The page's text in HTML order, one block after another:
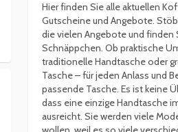
Hier finden Sie alle aktuellen
Gutscheine und Angebote.
die vielen Angebote und finden
Schnäppchen. Ob praktische
traditionelle Handtasche oder
Tasche – für jeden Anlass und
passende Tasche. Es ist keine
dass eine einzige Handtasche
ausreicht. Sie werden viele